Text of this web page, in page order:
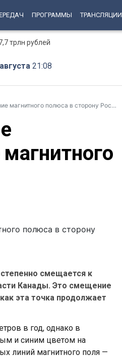
ПРОГРАММЫ ТРАНСЛЯЦИИ
трлн рублей
21:08
полюса в сторону России
смещается к
Канады. Это смещение
эта точка продолжает
в год, однако в
и синим цветом на
линий магнитного поля —